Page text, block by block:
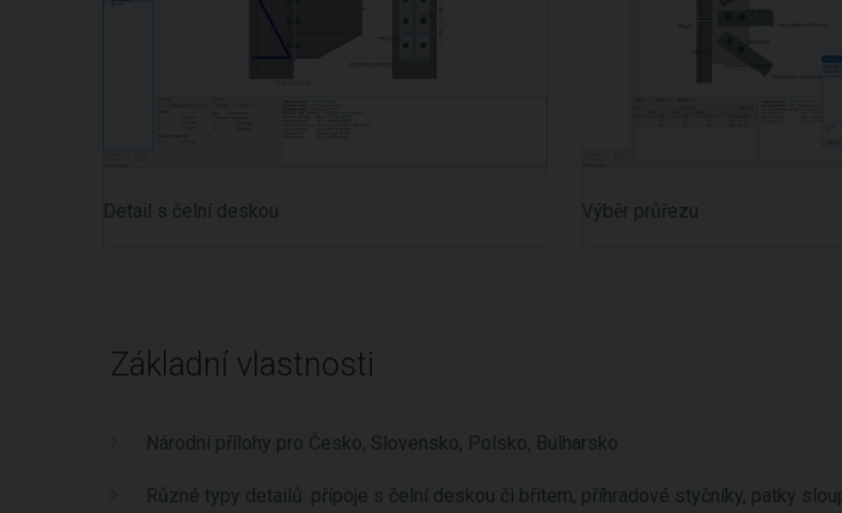
Detail s čelní deskou Výběr průřezu
Základní vlastnosti
Národní přílohy pro Česko, Slovensko, Polsko, Bulharsko
Různé typy detailů: přípoje s čelní deskou či břitem, příhradové styčníky, patky